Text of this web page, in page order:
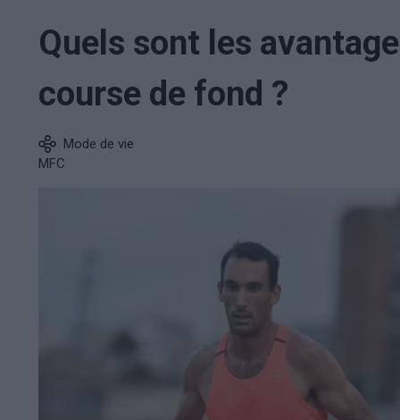
Quels sont les
course de fond ?
Mode de vie
MFC